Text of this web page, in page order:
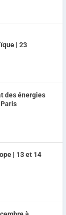
| 23
des énergies
| 13 et 14